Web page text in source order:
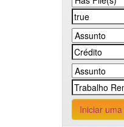
Iniciar